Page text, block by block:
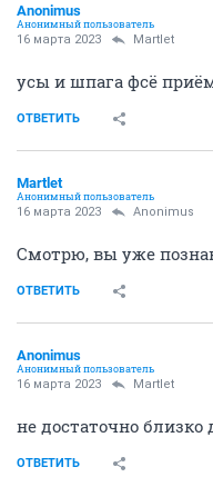
Anоnimus
Анонимный пользователь
16 марта 2023 Мartlet
усы и шпага фсё
ОТВЕТИТЬ
Мartlet
Анонимный пользователь
16 марта 2023 Anоnimus
Смотрю, вы уже
ОТВЕТИТЬ
Anоnimus
Анонимный пользователь
16 марта 2023 Мartlet
не достаточно близко
ОТВЕТИТЬ